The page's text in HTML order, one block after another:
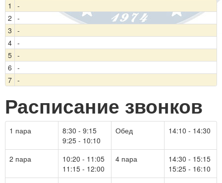
1
-
2 -
3 -
4 -
5 -
6 -
7 -
Расписание звонков
1 пара
8:30 - 9:15
9:25 - 10:10
Обед 14:10 - 14:30
2 пара
10:20 - 11:05
11:15 - 12:00
4 пара
14:30 - 15:15
15:25 - 16:10